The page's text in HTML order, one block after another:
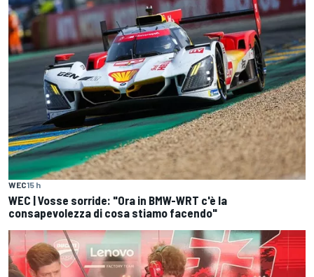
WEC15 h
WEC | Vosse sorride: "Ora in BMW-WRT c'è la
consapevolezza di cosa stiamo facendo"